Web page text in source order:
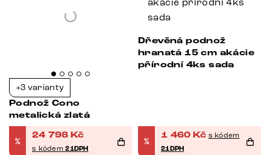
+3 varianty
Podnož Cono
metalická zlatá
%
24 798 Kč
s kódem21DPH
Dřevěná podnož
hranatá 15 cm akácie
přírodní 4ks sada
%
1 460 Kč s kódem
21DPH